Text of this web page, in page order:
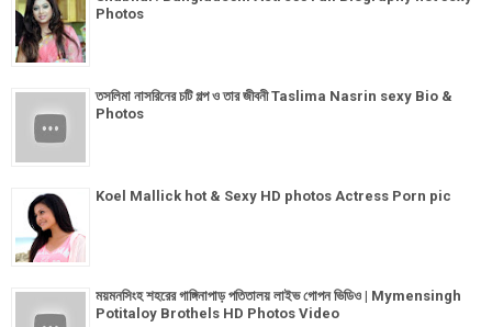
Photos
তসলিমা নাসরিনের চটি গল্প ও তার জীবনী Taslima Nasrin sexy Bio &
Photos
Koel Mallick hot & Sexy HD photos Actress Porn pic
ময়মনসিংহ শহরের গাঙ্গিনাপাড় পতিতালয় লাইভ গোপন ভিডিও | Mymensingh
Potitaloy Brothels HD Photos Video